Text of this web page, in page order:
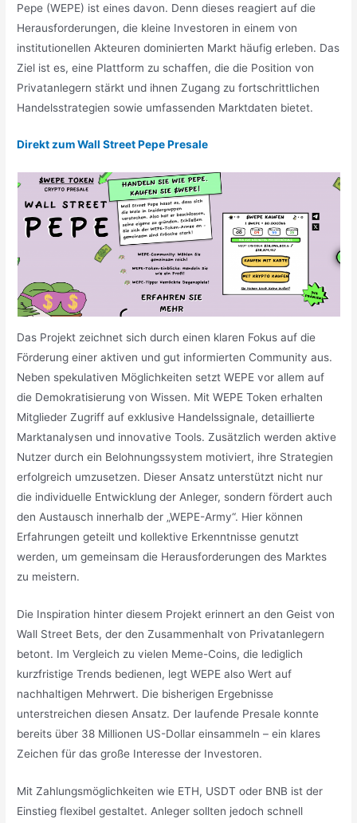
Pepe (WEPE) ist eines davon. Denn dieses reagiert auf die
Herausforderungen, die kleine Investoren in einem von
institutionellen Akteuren dominierten Markt häufig erleben. Das
Ziel ist es, eine Plattform zu schaffen, die die Position von
Privatanlegern stärkt und ihnen Zugang zu fortschrittlichen
Handelsstrategien sowie umfassenden Marktdaten bietet.
Direkt zum Wall Street Pepe Presale
Das Projekt zeichnet sich durch einen klaren Fokus auf die
Förderung einer aktiven und gut informierten Community aus.
Neben spekulativen Möglichkeiten setzt WEPE vor allem auf
die Demokratisierung von Wissen. Mit WEPE Token erhalten
Mitglieder Zugriff auf exklusive Handelssignale, detaillierte
Marktanalysen und innovative Tools. Zusätzlich werden aktive
Nutzer durch ein Belohnungssystem motiviert, ihre Strategien
erfolgreich umzusetzen. Dieser Ansatz unterstützt nicht nur
die individuelle Entwicklung der Anleger, sondern fördert auch
den Austausch innerhalb der „WEPE-Army“. Hier können
Erfahrungen geteilt und kollektive Erkenntnisse genutzt
werden, um gemeinsam die Herausforderungen des Marktes
zu meistern.
Die Inspiration hinter diesem Projekt erinnert an den Geist von
Wall Street Bets, der den Zusammenhalt von Privatanlegern
betont. Im Vergleich zu vielen Meme-Coins, die lediglich
kurzfristige Trends bedienen, legt WEPE also Wert auf
nachhaltigen Mehrwert. Die bisherigen Ergebnisse
unterstreichen diesen Ansatz. Der laufende Presale konnte
bereits über 38 Millionen US-Dollar einsammeln – ein klares
Zeichen für das große Interesse der Investoren.
Mit Zahlungsmöglichkeiten wie ETH, USDT oder BNB ist der
Einstieg flexibel gestaltet. Anleger sollten jedoch schnell